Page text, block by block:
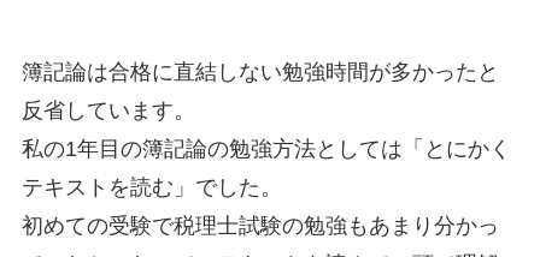
簿記論は合格に直結しない勉強時間が多かったと
反省しています。
私の1年目の簿記論の勉強方法としては「とにかく
テキストを読む」でした。
初めての受験で税理士試験の勉強もあまり分かっ